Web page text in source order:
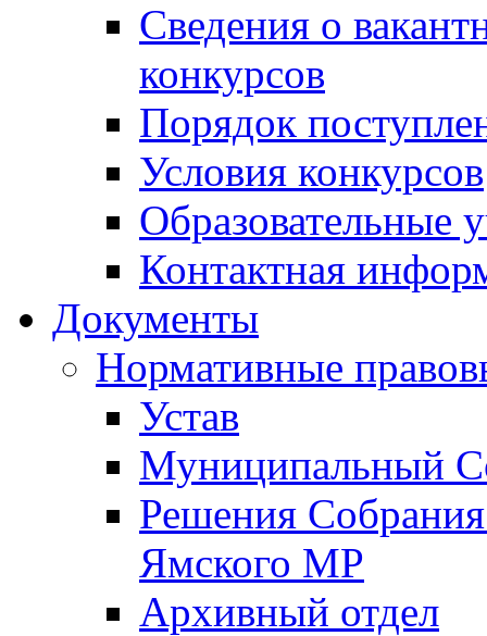
Сведения о
конкурсов
Порядок
Условия конкурсов
Образовательные
Контактная
Документы
Нормативные
Устав
Муниципальный
Решения
Ямского МР
Архивный отдел